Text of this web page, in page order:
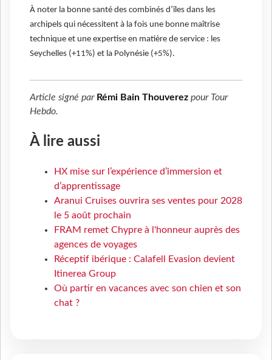
À noter la bonne santé des combinés d’îles dans les
archipels qui nécessitent à la fois une bonne maîtrise
technique et une expertise en matière de service : les
Seychelles (+11%) et la Polynésie (+5%).
Article signé par Rémi Bain Thouverez pour Tour
Hebdo.
À lire aussi
HX mise sur l’expérience d’immersion et
d’apprentissage
Aranui Cruises ouvrira ses ventes pour 2028
le 5 août prochain
FRAM remet Chypre à l'honneur auprès des
agences de voyages
Réceptif ibérique : Calafell Evasion devient
Itinerea Group
Où partir en vacances avec son chien et son
chat ?